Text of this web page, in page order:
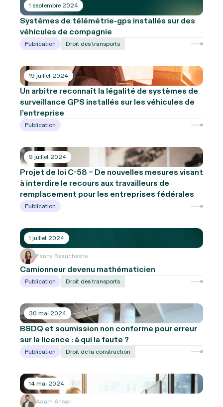
1 septembre 2024
Systèmes de télémétrie-gps installés sur des
véhicules de compagnie
Publication Droit des transports
19 juillet 2024
Un arbitre reconnaît la légalité de systèmes de
surveillance GPS installés sur les véhicules de
l’entreprise
Publication
9 juillet 2024
Projet de loi C-58 – De nouvelles mesures visant
à interdire le recours aux travailleurs de
remplacement pour les entreprises fédérales
Publication
1 juillet 2024
Fanny Beauchesne
Camionneur devenu mathématicien
Publication Droit des transports
30 mai 2024
BSDQ et soumission non conforme pour erreur
sur la licence : à qui la faute ?
Publication Droit de la construction
14 mai 2024
Adam Ansari